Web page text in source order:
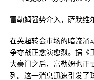
富勒姆强势介入，萨默维
在英超转会市场的暗流涌
争夺战正愈演愈烈。据《
大豪门之后，富勒姆也正
列。这一消息迅速引发了